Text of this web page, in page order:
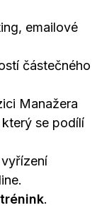
emailové
částečného
Manažera
se podílí
.